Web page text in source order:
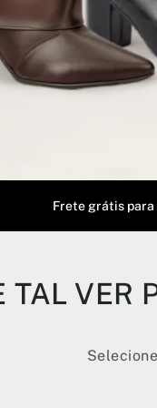
Frete grátis para
TAL VER